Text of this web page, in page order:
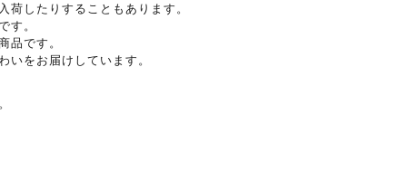
したりすることもあります。
す。
品です。
いをお届けしています。